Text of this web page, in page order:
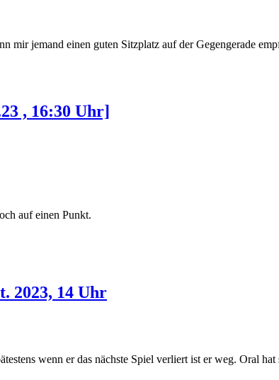
mir jemand einen guten Sitzplatz auf der Gegengerade
, 16:30 Uhr]
auf einen Punkt.
2023, 14 Uhr
wenn er das nächste Spiel verliert ist er weg. Oral hat